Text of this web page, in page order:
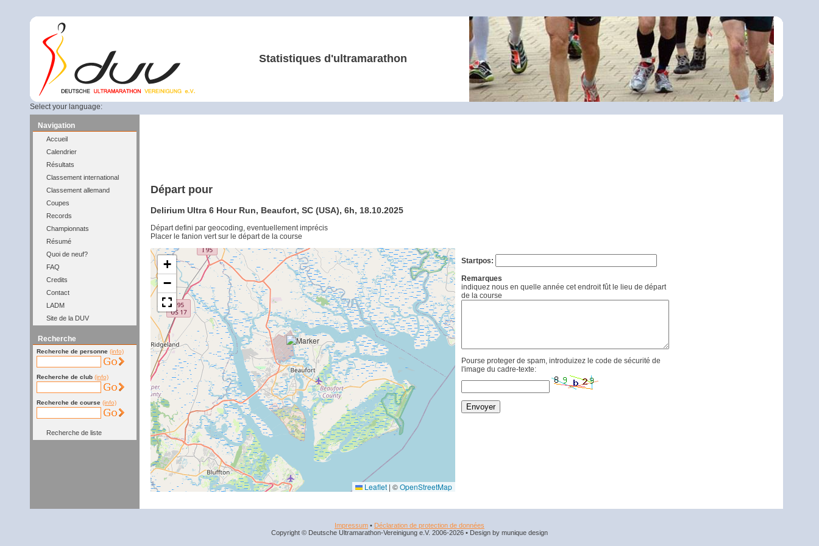
Statistiques d'ultramarathon
Select your language:
Navigation
Accueil
Calendrier
Résultats
Classement international
Classement allemand
Coupes
Records
Championnats
Résumé
Quoi de neuf?
FAQ
Credits
Contact
LADM
Site de la DUV
Recherche
Recherche de personne (info)
Recherche de club (info)
Recherche de course (info)
Recherche de liste
Départ pour
Delirium Ultra 6 Hour Run, Beaufort, SC (USA), 6h, 18.10.2025
Départ defini par geocoding, eventuellement imprécis
Placer le fanion vert sur le départ de la course
+
−
Leaflet | ©OpenStreetMap
Startpos:
Remarques
indiquez nous en quelle année cet endroit fût le lieu de départ
de la course
Pourse proteger de spam, introduizez le code de sécurité de
l'image du cadre-texte:
Impressum • Déclaration de protection de données
Copyright © Deutsche Ultramarathon-Vereinigung e.V. 2006-2026 • Design by munique design